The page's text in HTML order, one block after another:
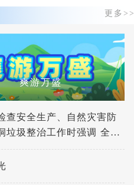
更多>>
爽游万盛
查安全生产、自然灾害防
垃圾整治工作时强调 全力
减灾救灾人民战争 深入推
圾专项整治工作